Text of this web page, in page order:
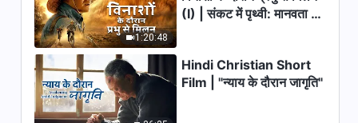
11:29
चरण | अंश 39
12:58
परमेश्वर के दैनिक वचन : कार्य के तीन
चरण | अंश 40
1:20:48
(I) | संकट में पृथ्वी: मानवता का
Hindi Christian Short
Film | "न्याय के दौरान जागृति"